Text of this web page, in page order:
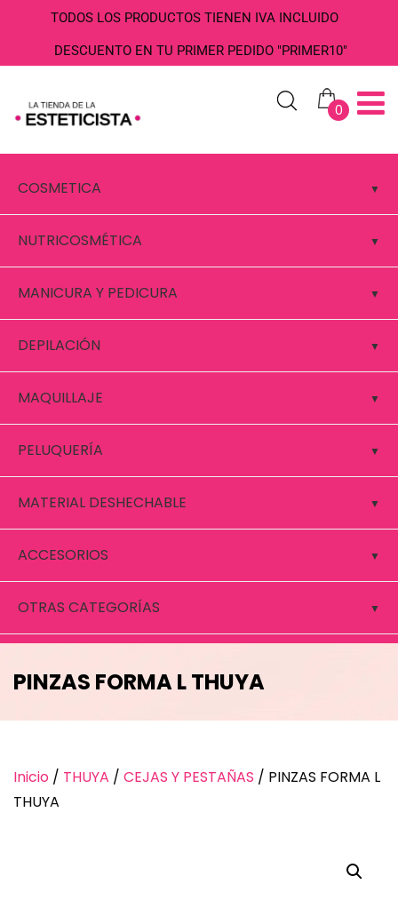
TODOS LOS PRODUCTOS TIENEN IVA INCLUIDO
DESCUENTO EN TU PRIMER PEDIDO "PRIMER10"
0
COSMETICA
NUTRICOSMÉTICA
MANICURA Y PEDICURA
DEPILACIÓN
MAQUILLAJE
PELUQUERÍA
MATERIAL DESHECHABLE
ACCESORIOS
OTRAS CATEGORÍAS
PINZAS FORMA L THUYA
Inicio / THUYA / CEJAS Y PESTAÑAS / PINZAS FORMA L
THUYA